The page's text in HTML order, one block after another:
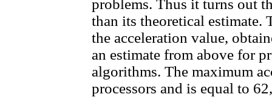
problems. Thus it turns out
than its theoretical estimate.
the acceleration value,
an estimate from above for
algorithms. The maximum
processors and is equal to